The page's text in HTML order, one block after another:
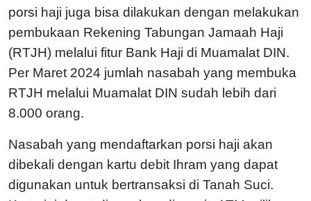
porsi haji juga bisa dilakukan dengan melakukan
pembukaan Rekening Tabungan Jamaah Haji
(RTJH) melalui fitur Bank Haji di Muamalat DIN.
Per Maret 2024 jumlah nasabah yang membuka
RTJH melalui Muamalat DIN sudah lebih dari
8.000 orang.
Nasabah yang mendaftarkan porsi haji akan
dibekali dengan kartu debit Ihram yang dapat
digunakan untuk bertransaksi di Tanah Suci.